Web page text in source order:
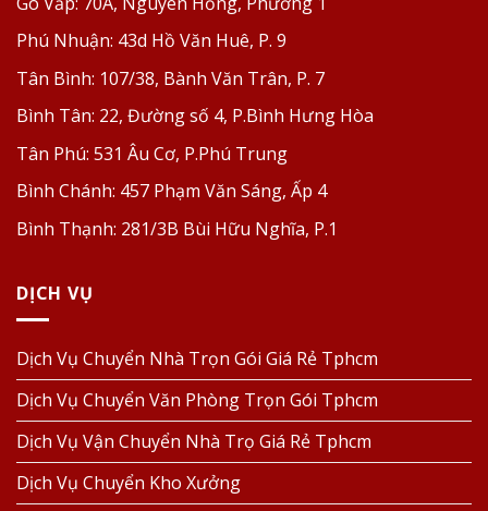
Phú Nhuận: 43d Hồ Văn Huê, P. 9
Tân Bình: 107/38, Bành Văn Trân, P. 7
Bình Tân: 22, Đường số 4, P.Bình Hưng Hòa
Tân Phú: 531 Âu Cơ, P.Phú Trung
Bình Chánh: 457 Phạm Văn Sáng, Ấp 4
Bình Thạnh: 281/3B Bùi Hữu Nghĩa, P.1
DỊCH VỤ
Dịch Vụ Chuyển Nhà Trọn Gói Giá Rẻ Tphcm
Dịch Vụ Chuyển Văn Phòng Trọn Gói Tphcm
Dịch Vụ Vận Chuyển Nhà Trọ Giá Rẻ Tphcm
Dịch Vụ Chuyển Kho Xưởng